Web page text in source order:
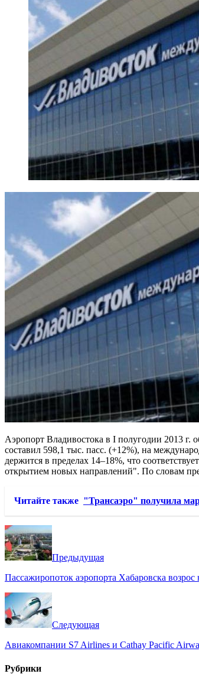
Аэропорт Владивостока в I полугодии 2013 г.
составил 598,1 тыс. пасс. (+12%), на
держится в пределах 14–18%, что
открытием новых направлений". По словам
Читайте также "Трансаэро" получила
Предыдущая
Пассажиропоток аэропорта Хабаровска возрос
Следующая
Авиакомпании S7 Airlines и Cathay Pacific
Рубрики